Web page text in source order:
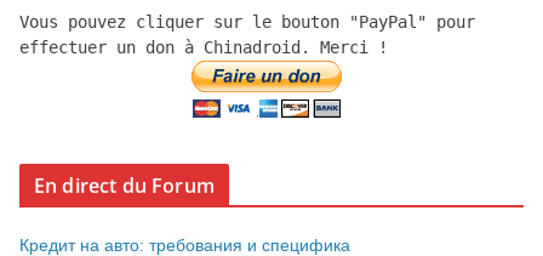
Vous pouvez cliquer sur le bouton "PayPal" pour
effectuer un don à Chinadroid. Merci !
En direct du Forum
Кредит на авто: требования и специфика